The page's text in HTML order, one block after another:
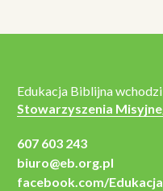
Edukacja Biblijna wchodzi
Stowarzyszenia
607 603 243
biuro@eb.org.pl
facebook.com/